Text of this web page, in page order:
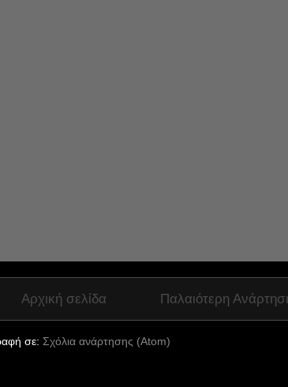
Παλαιότερη
Αρχική σελίδα
σε: Σχόλια ανάρτησης (Atom)